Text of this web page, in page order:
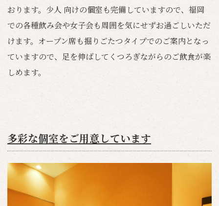
おります。少人 向けの個室も完備していますので、福岡
での各種飲み会や女子会も周囲を気にせずお過ごしいただ
けます。オープン席も掘りごたつタイプでのご案内となっ
ていますので、足を伸ばしてくつろぎながらのご飲食が楽
しめます。
多彩な個室をご用意しています